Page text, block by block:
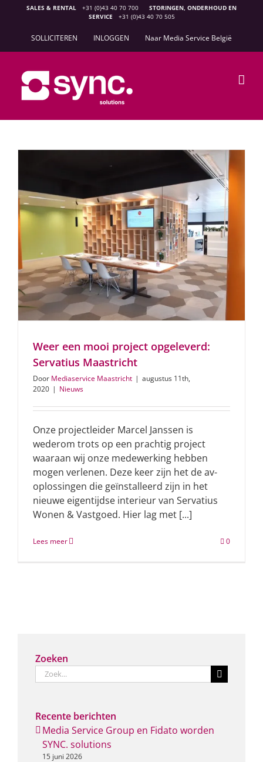
SALES & RENTAL +31 (0)43 40 70 700
STORINGEN, ONDERHOUD EN
SERVICE
+31 (0)43 40 70 505
SOLLICITEREN INLOGGEN Naar Media Service België
Weer een mooi project opgeleverd:
Servatius Maastricht
Door Mediaservice Maastricht | augustus 11th,
2020 | Nieuws
Onze projectleider Marcel Janssen is
wederom trots op een prachtig project
waaraan wij onze medewerking hebben
mogen verlenen. Deze keer zijn het de av-
oplossingen die geïnstalleerd zijn in het
nieuwe eigentijdse interieur van Servatius
Wonen & Vastgoed. Hier lag met [...]
Lees meer 0
Zoeken
Zoeken
naar:
Recente berichten
Media Service Group en Fidato worden
SYNC. solutions
15 juni 2026